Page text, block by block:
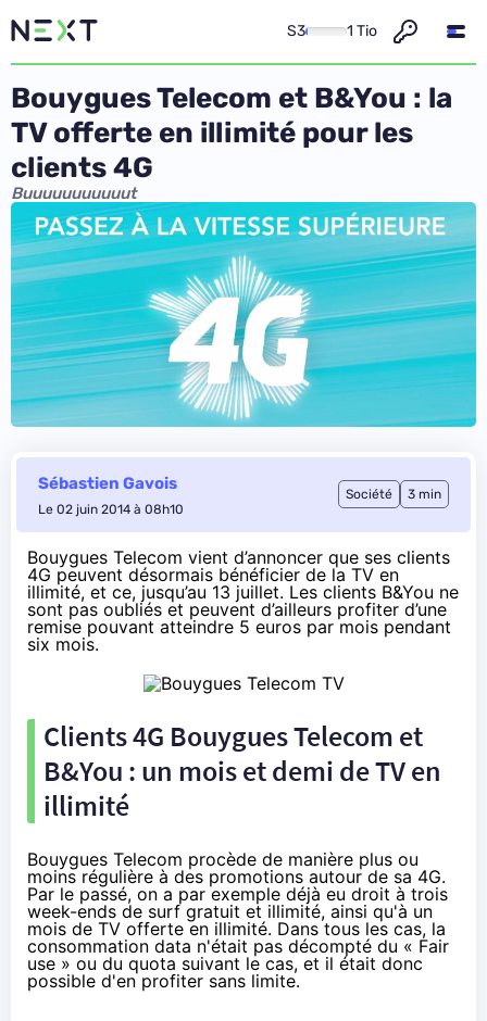
S3 1 Tio
Bouygues Telecom et B&You : la
TV offerte en illimité pour les
clients 4G
Buuuuuuuuuuut
Sébastien Gavois
Le 02 juin 2014 à 08h10
Société 3 min
Bouygues Telecom vient d’annoncer que ses clients
4G peuvent désormais bénéficier de la TV en
illimité, et ce, jusqu’au 13 juillet. Les clients B&You ne
sont pas oubliés et peuvent d’ailleurs profiter d’une
remise pouvant atteindre 5 euros par mois pendant
six mois.
Clients4G Bouygues Telecom et
B&You : un mois et demi de TV en
illimité
Bouygues Telecom procède de manière plus ou
moins régulière à des promotions autour de sa 4G.
Par le passé, on a par exemple déjà eu droit à trois
week-ends de surf gratuit et illimité, ainsi qu'à un
mois de TV offerte en illimité. Dans tous les cas, la
consommation data n'était pas décompté du « Fair
use » ou du quota suivant le cas, et il était donc
possible d'en profiter sans limite.